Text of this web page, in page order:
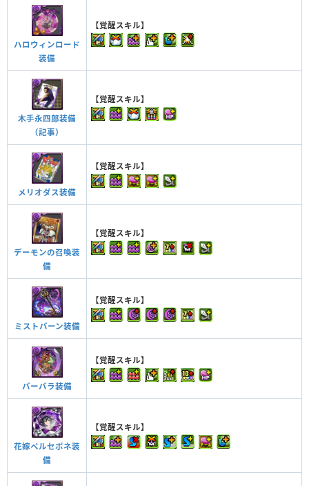
ハロウィンロード
装備
【覚醒スキル】
木手永四郎装備
（記事）
【覚醒スキル】
メリオダス装備
【覚醒スキル】
デーモンの召喚装
備
【覚醒スキル】
ミストバーン装備
【覚醒スキル】
バーバラ装備
【覚醒スキル】
花嫁ペルセポネ装
備
【覚醒スキル】